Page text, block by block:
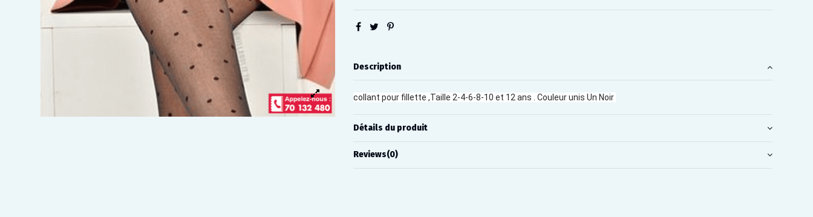
Description
collant pour fillette ,Taille 2-4-6-8-10 et 12 ans . Couleur unis Un Noir
Détails du produit
Reviews(0)